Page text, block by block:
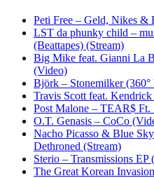
Peti Free – Geld, Nikes &
LST da phunky child –
(Beattapes) (Stream)
Big Mike feat. Gianni La
(Video)
Björk – Stonemilker (360°
Travis Scott feat.
Post Malone – TEAR$
O.T. Genasis – CoCo
Nacho Picasso & Blue
Dethroned (Stream)
Sterio – Transmissions EP
The Great Korean